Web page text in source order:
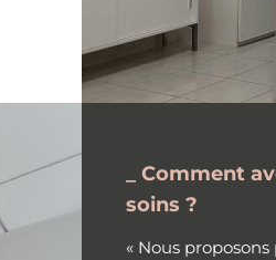
_ Comment
soins ?
« Nous